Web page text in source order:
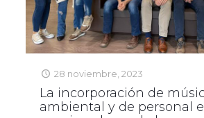
28 noviembre, 2023
La incorporación de
ambiental y de personal